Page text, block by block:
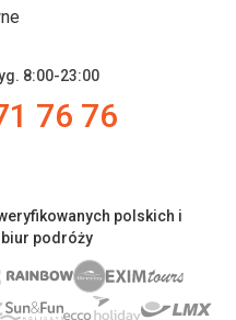
8:00-23:00
76 76
polskich i
podróży